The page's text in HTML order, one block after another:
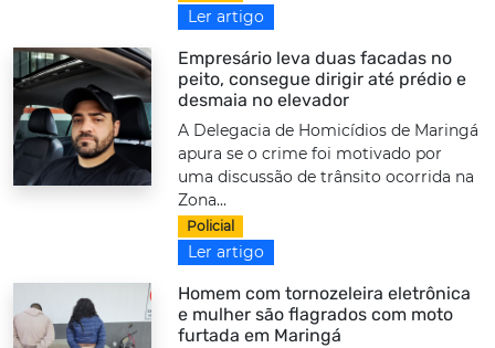
Ler artigo
Empresário leva duas facadas no
peito, consegue dirigir até prédio e
desmaia no elevador
A Delegacia de Homicídios de Maringá
apura se o crime foi motivado por
uma discussão de trânsito ocorrida na
Zona...
Policial
Ler artigo
Homem com tornozeleira eletrônica
e mulher são flagrados com moto
furtada em Maringá